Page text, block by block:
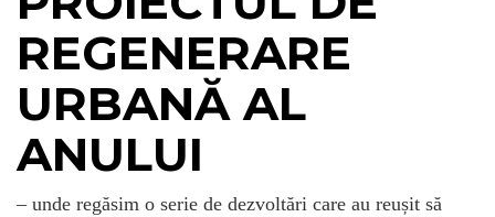
REGENERARE
URBANĂ AL
ANULUI
– unde regăsim o serie de dezvoltări care au reușit să